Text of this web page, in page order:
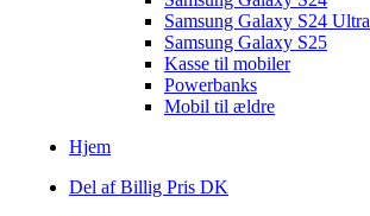
Samsung Galaxy S24 Ultra
Samsung Galaxy S25
Kasse til mobiler
Powerbanks
Mobil til ældre
Hjem
Del af Billig Pris DK